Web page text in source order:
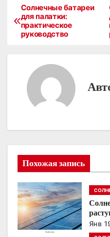
Н
ц
я
п
о
з
Солнечные батареи
для палатки:
практическое
руководство
Похожая запись
Янв